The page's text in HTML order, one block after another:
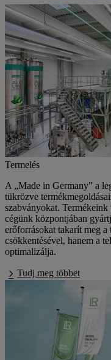
Termelés
A „Made in Germany” a
tükrözve
szabványokat.
cégünk központjában
erőforrásokat takarít meg
csökkentésével, hanem a
optimalizálja.
Tudj meg többet